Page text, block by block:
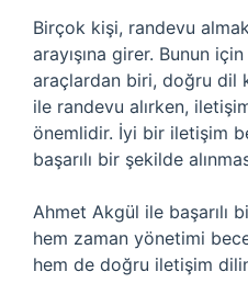
Birçok kişi, randevu
arayışına girer. Bunun
araçlardan biri, doğru dil
ile randevu alırken,
önemlidir. İyi bir iletişim
başarılı bir şekilde
Ahmet Akgül ile başarılı
hem zaman yönetimi
hem de doğru iletişim